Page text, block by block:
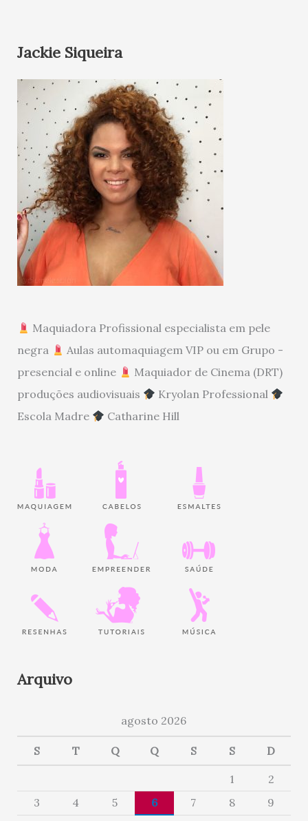
Jackie Siqueira
Maquiadora Profissional especialista em pele
negra
Aulas automaquiagem VIP ou em Grupo -
presencial e online
Maquiador de Cinema (DRT)
produções audiovisuais
Kryolan Professional
Escola Madre
Catharine Hill
Arquivo
agosto 2026
S T Q Q S S D
1
2
3
4 5 6 7 8
9